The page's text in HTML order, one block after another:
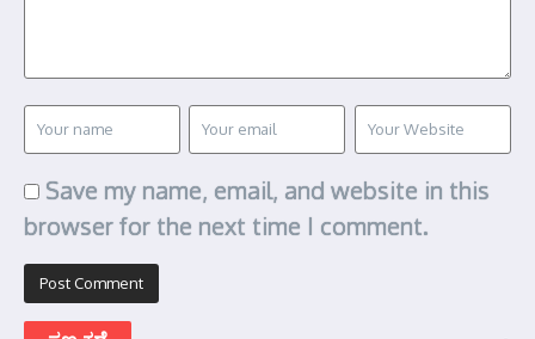
Save my name, email, and website in this
browser for the next time I comment.